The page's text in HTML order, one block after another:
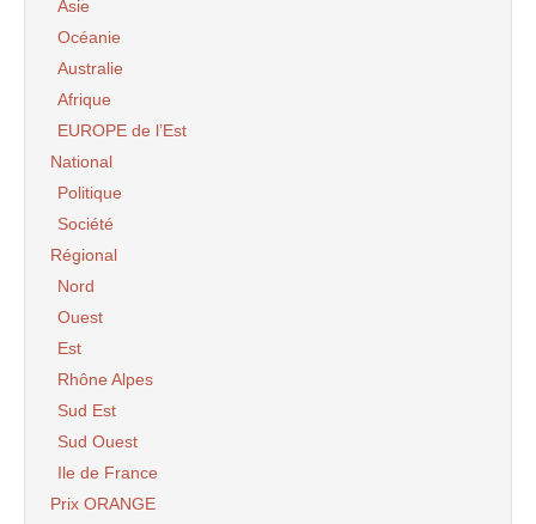
Asie
Océanie
Australie
Afrique
EUROPE de l’Est
National
Politique
Société
Régional
Nord
Ouest
Est
Rhône Alpes
Sud Est
Sud Ouest
Ile de France
Prix ORANGE